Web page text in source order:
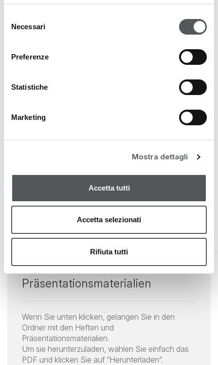
delNecessari
Preferenze
Statistiche
Marketing
Mostra dettagli
Accetta tutti
Accetta selezionati
Rifiuta tutti
enthält.
Um sie herunterzuladen, wählen Sie einfach das
Bild und klicken Sie auf “Herunterladen”.
Vademecum und
Präsentationsmaterialien
Wenn Sie unten klicken, gelangen Sie in den
Ordner mit den Heften und
Präsentationsmaterialien.
Um sie herunterzuladen, wählen Sie einfach das
PDF und klicken Sie auf “Herunterladen”.